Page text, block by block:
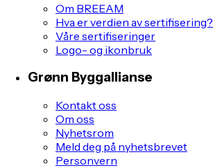
Om BREEAM
Hva er verdien av sertifisering?
Våre sertifiseringer
Logo- og ikonbruk
Grønn Byggallianse
Kontakt oss
Om oss
Nyhetsrom
Meld deg på nyhetsbrevet
Personvern